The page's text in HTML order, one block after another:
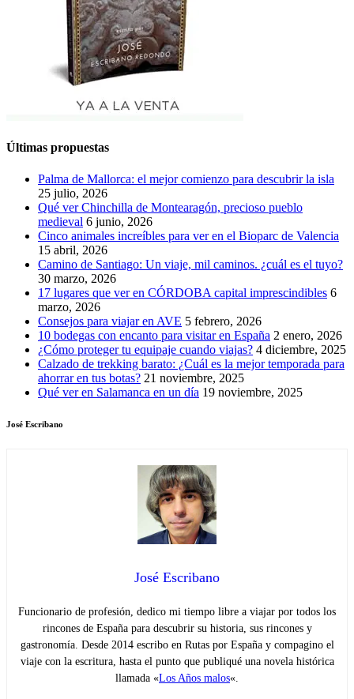
Últimas propuestas
Palma de Mallorca: el mejor comienzo para descubrir la isla
25 julio, 2026
Qué ver Chinchilla de Montearagón, precioso pueblo
medieval 6 junio, 2026
Cinco animales increíbles para ver en el Bioparc de Valencia
15 abril, 2026
Camino de Santiago: Un viaje, mil caminos. ¿cuál es el tuyo?
30 marzo, 2026
17 lugares que ver en CÓRDOBA capital imprescindibles 6
marzo, 2026
Consejos para viajar en AVE 5 febrero, 2026
10 bodegas con encanto para visitar en España 2 enero, 2026
¿Cómo proteger tu equipaje cuando viajas? 4 diciembre, 2025
Calzado de trekking barato: ¿Cuál es la mejor temporada para
ahorrar en tus botas? 21 noviembre, 2025
Qué ver en Salamanca en un día 19 noviembre, 2025
José Escribano
José Escribano
Funcionario de profesión, dedico mi tiempo libre a viajar por todos los
rincones de España para descubrir su historia, sus rincones y
gastronomía. Desde 2014 escribo en Rutas por España y compagino el
viaje con la escritura, hasta el punto que publiqué una novela histórica
llamada «Los Años malos«.